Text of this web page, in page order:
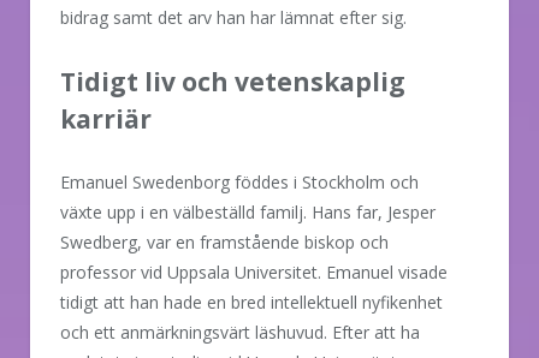
bidrag samt det arv han har lämnat efter sig.
Tidigt liv och vetenskaplig
karriär
Emanuel Swedenborg föddes i Stockholm och
växte upp i en välbeställd familj. Hans far, Jesper
Swedberg, var en framstående biskop och
professor vid Uppsala Universitet. Emanuel visade
tidigt att han hade en bred intellektuell nyfikenhet
och ett anmärkningsvärt läshuvud. Efter att ha